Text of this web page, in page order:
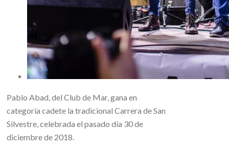
Pablo Abad, del Club de Mar, gana en
categoría cadete la tradicional Carrera de San
Silvestre, celebrada el pasado día 30 de
diciembre de 2018.